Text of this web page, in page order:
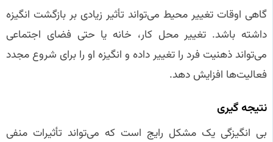
گاهی اوقات تغییر محیط می‌تواند تأثیر زیادی بر بازگشت انگیزه
داشته باشد. تغییر محل کار، خانه یا حتی فضای اجتماعی
می‌تواند ذهنیت فرد را تغییر داده و انگیزه او را برای شروع مجدد
فعالیت‌ها افزایش دهد.
نتیجه‌ گیری
بی‌ انگیزگی یک مشکل رایج است که می‌تواند تأثیرات منفی